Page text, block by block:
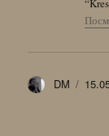
Автор
DM